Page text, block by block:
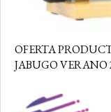
OFERTA
JABUGO VERANO